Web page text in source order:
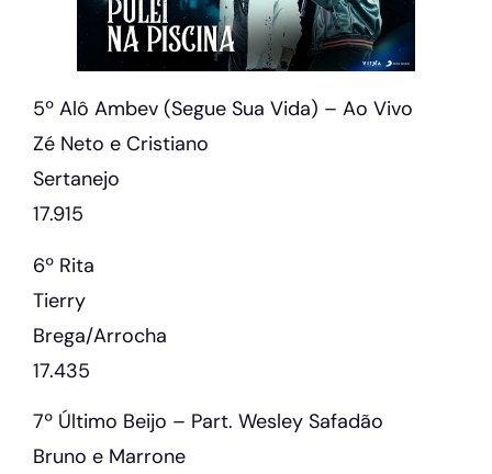
5º Alô Ambev (Segue Sua Vida) – Ao Vivo
Zé Neto e Cristiano
Sertanejo
17.915
6º Rita
Tierry
Brega/Arrocha
17.435
7º Último Beijo – Part. Wesley Safadão
Bruno e Marrone